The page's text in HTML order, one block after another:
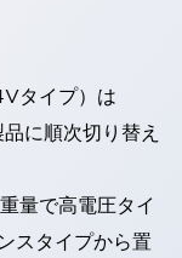
タイプ）は
に順次切り替え
量で高電圧タイ
スタイプから置